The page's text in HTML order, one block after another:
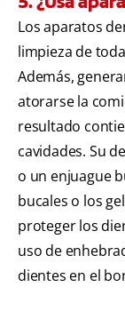
Los aparatos
limpieza de
Además,
atorarse la
resultado
cavidades. Su
o un enjuague
bucales o los
proteger los
uso de
dientes en el